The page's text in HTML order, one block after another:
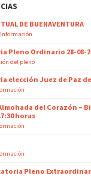
DE BUENAVENTURA
Información
Pleno Ordinario 28-08-
del pleno
elección Juez de Paz
del Corazón –
horas
Pleno